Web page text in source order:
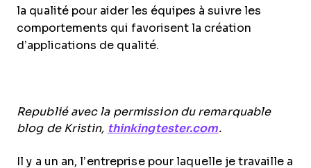
la qualité pour aider les équipes à suivre les
comportements qui favorisent la création
d’applications de qualité.
Republié avec la permission du remarquable
blog de Kristin, thinkingtester.com.
Il y a un an, l’entreprise pour laquelle je travaille a